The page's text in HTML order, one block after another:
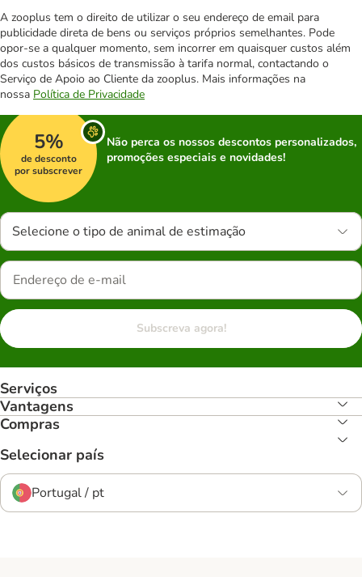
A zooplus tem o direito de utilizar o seu endereço de email para
publicidade direta de bens ou serviços próprios semelhantes. Pode
opor-se a qualquer momento, sem incorrer em quaisquer custos além
dos custos básicos de transmissão à tarifa normal, contactando o
Serviço de Apoio ao Cliente da zooplus. Mais informações na
nossa Política de Privacidade
5%
de desconto
por subscrever
Não perca os nossos descontos personalizados,
promoções especiais e novidades!
Selecione o tipo de animal de estimação
Subscreva agora!
Serviços
Vantagens
Compras
Selecionar país
Portugal / pt